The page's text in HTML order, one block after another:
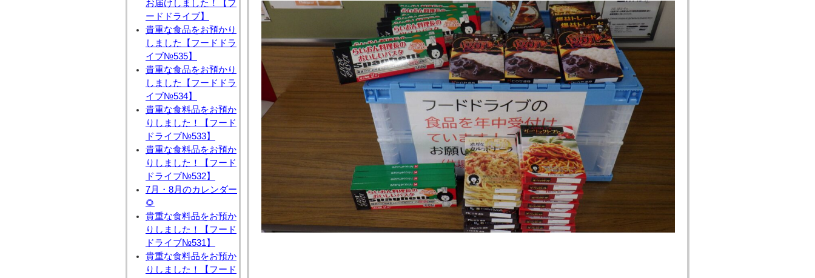
お届けしました！【フ
ードドライブ】
貴重な食品をお預かり
しました【フードドラ
イブ№535】
貴重な食品をお預かり
しました【フードドラ
イブ№534】
貴重な食料品をお預か
りしました！【フード
ドライブ№533】
貴重な食料品をお預か
りしました！【フード
ドライブ№532】
7月・8月のカレンダー
🌻
貴重な食料品をお預か
りしました！【フード
ドライブ№531】
貴重な食料品をお預か
りしました！【フード